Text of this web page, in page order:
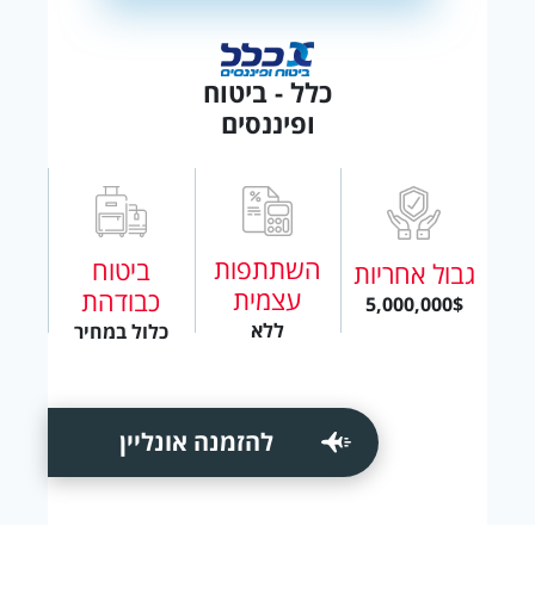
כלל - ביטוח
ופיננסים
גבול אחריות
5,000,000$
השתתפות
עצמית
ללא
ביטוח
כבודהת
כלול במחיר
להזמנה אונליין